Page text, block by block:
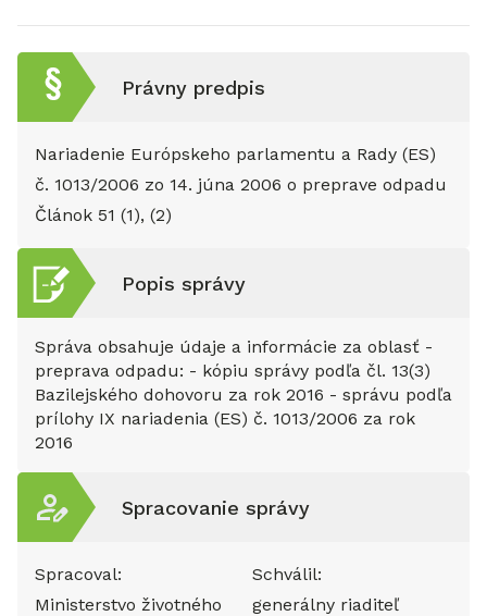
Právny predpis
Nariadenie Európskeho parlamentu a Rady (ES)
č. 1013/2006 zo 14. júna 2006 o preprave odpadu
Článok 51 (1), (2)
Popis správy
Správa obsahuje údaje a informácie za oblasť -
preprava odpadu: - kópiu správy podľa čl. 13(3)
Bazilejského dohovoru za rok 2016 - správu podľa
prílohy IX nariadenia (ES) č. 1013/2006 za rok
2016
Spracovanie správy
Spracoval:
Ministerstvo životného
Schválil:
generálny riaditeľ